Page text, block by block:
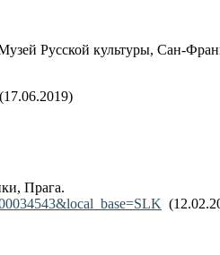
Русской культуры, Сан-
(17.06.2019)
Прага.